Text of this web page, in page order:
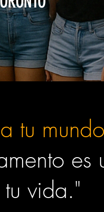
tu
es
vida."